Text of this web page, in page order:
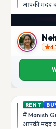
आपकी मदद
Neha
RENT
मैं Manish
आपकी मदद